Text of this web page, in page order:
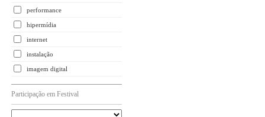
performance
hipermídia
internet
instalação
imagem digital
Participação em Festival